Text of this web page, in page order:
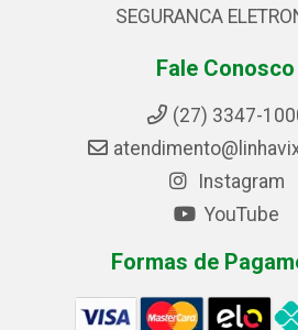
SEGURANCA
Fale Conosco
(27) 3347-
Instagram
YouTube
Formas de